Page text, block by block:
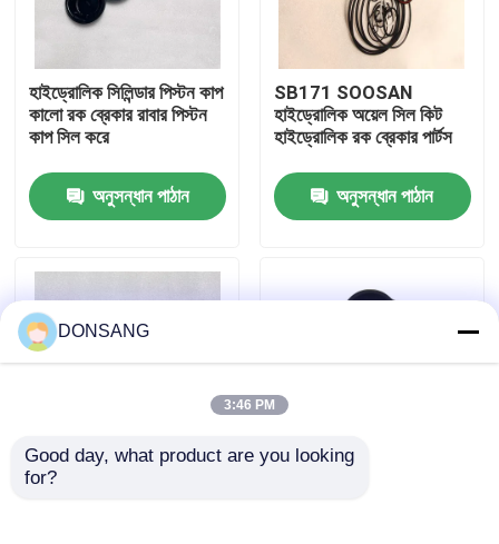
আমাদের সম্পর্কে
কারখানা ভ্রমণ
যোগাযোগ করুন
হাইড্রোলিক রক ব্রেকার
হাইড্রোলিক সিলিন্ডার পিস্টন কাপ
কালো রক ব্রেকার রাবার পিস্টন
কাপ সিল করে
অনুসন্ধান পাঠান
SB171 SOOSAN
হাইড্রোলিক অয়েল সিল কিট
হাইড্রোলিক রক ব্রেকার পার্টস
অনুসন্ধান পাঠান
HB35G HB40G
DONSANG
3:46 PM
Good day, what product are you looking
for?